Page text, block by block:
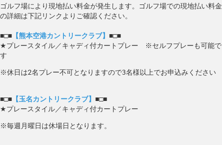
ゴルフ場により現地払い料金が発生します。ゴルフ場での現地払い料金
の詳細は下記リンクよりご確認ください。
■□■ 【熊本空港カントリークラブ】 ■□■
★プレースタイル／キャディ付カートプレー ※セルフプレーも可能で
す
※休日は2名プレー不可となりますので3名様以上でお申込みください
■□■ 【玉名カントリークラブ】 ■□■
★プレースタイル／キャディ付カートプレー
※毎週月曜日は休場日となります。